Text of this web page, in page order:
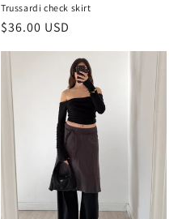
Trussardi check skirt
Prezzo
listino
$36.00 USD